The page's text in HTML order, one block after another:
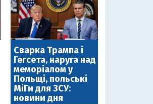
Сварка Трампа і
Гегсета, наруга над
меморіалом у
Польщі, польські
МіГи для ЗСУ:
новини дня